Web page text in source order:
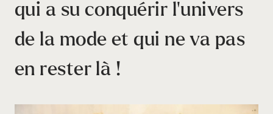
qui a su conquérir l’univers
de la mode et qui ne va pas
en rester là !